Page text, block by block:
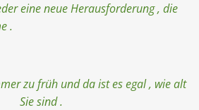
eine neue Herausforderung , die
.
zu früh und da ist es egal , wie alt
Sie sind .